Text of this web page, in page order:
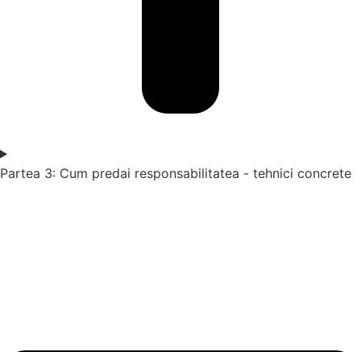
Partea 3: Cum predai responsabilitatea - tehnici concrete